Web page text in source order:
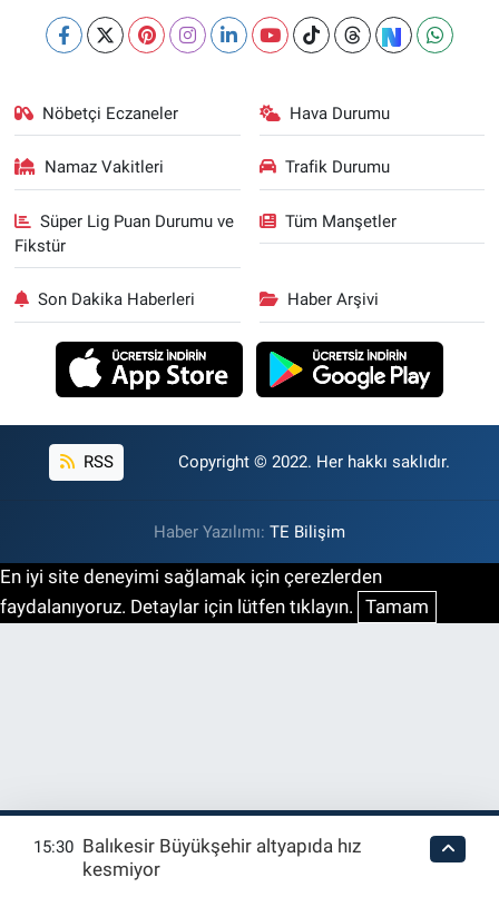
Nöbetçi Eczaneler Hava Durumu
Namaz Vakitleri Trafik Durumu
Süper Lig Puan Durumu ve
Fikstür
Tüm Manşetler
Son Dakika Haberleri Haber Arşivi
RSS Copyright © 2022. Her hakkı saklıdır.
Haber Yazılımı: TE Bilişim
En iyi site deneyimi sağlamak için çerezlerden
faydalanıyoruz. Detaylar için lütfen tıklayın. Tamam
15:30 Balıkesir Büyükşehir altyapıda hız
kesmiyor